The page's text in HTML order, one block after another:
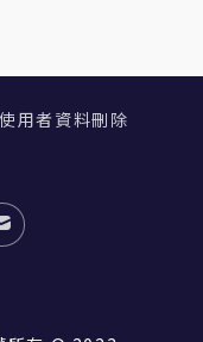
使用者資料刪除